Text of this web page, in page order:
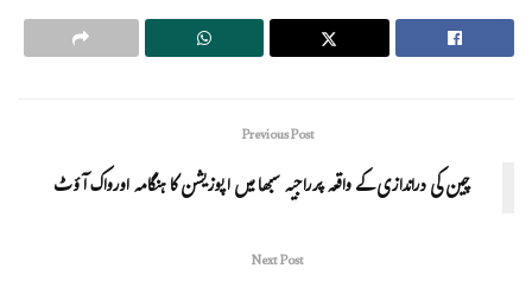
Previous Post
چین کی دراندازی کے واقعہ پرراجیہ سبھا میں اپوزیشن کا ہنگامہ اورواک آؤٹ
Next Post